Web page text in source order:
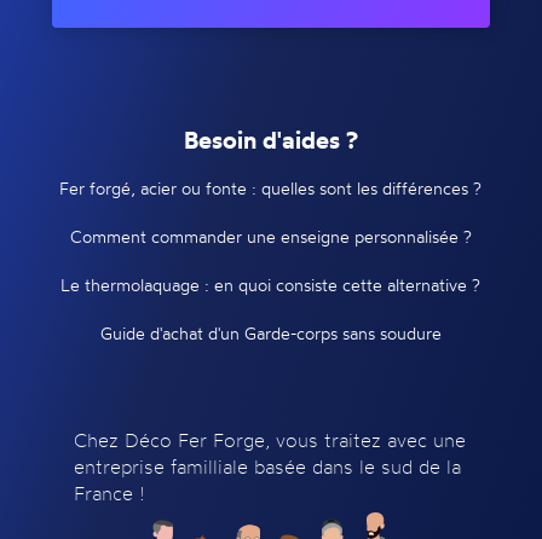
Besoin d'aides ?
Fer forgé, acier ou fonte : quelles sont les différences ?
Comment commander une enseigne personnalisée ?
Le thermolaquage : en quoi consiste cette alternative ?
Guide d'achat d'un Garde-corps sans soudure
Chez Déco Fer Forge, vous traitez avec une
entreprise familliale basée dans le sud de la
France !